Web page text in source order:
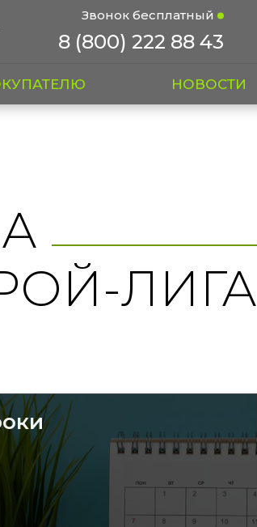
Звонок бесплатный
8 (800) 222 88 43
НОВОСТИ
ЛИГА